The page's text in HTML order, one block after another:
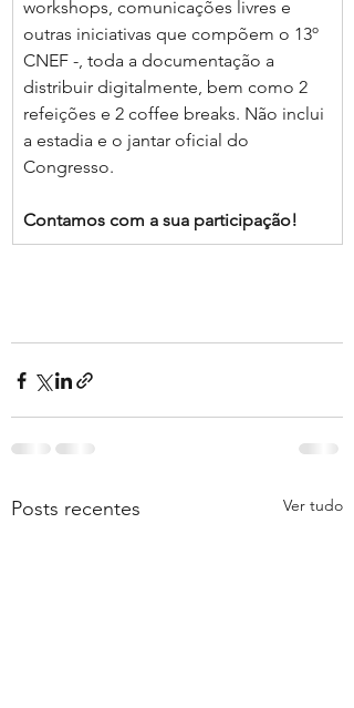
workshops, comunicações livres e
outras iniciativas que compõem o 13º
CNEF -, toda a documentação a
distribuir digitalmente, bem como 2
refeições e 2 coffee breaks. Não inclui
a estadia e o jantar oficial do
Congresso.
Contamos com a sua participação!
Posts recentes Ver tudo